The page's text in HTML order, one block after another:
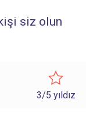
siz olun
3/5 yıldız